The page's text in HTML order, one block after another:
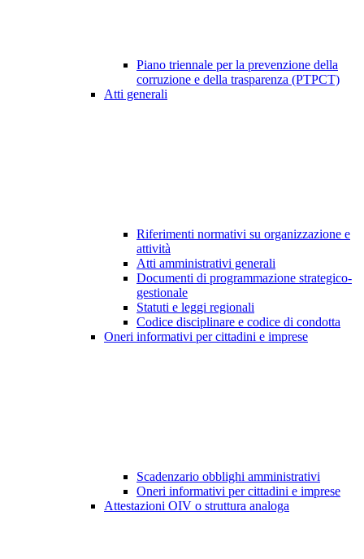
Piano triennale per la prevenzione della
corruzione e della trasparenza (PTPCT)
Atti generali
Riferimenti normativi su organizzazione e
attività
Atti amministrativi generali
Documenti di programmazione strategico-
gestionale
Statuti e leggi regionali
Codice disciplinare e codice di condotta
Oneri informativi per cittadini e imprese
Scadenzario obblighi amministrativi
Oneri informativi per cittadini e imprese
Attestazioni OIV o struttura analoga